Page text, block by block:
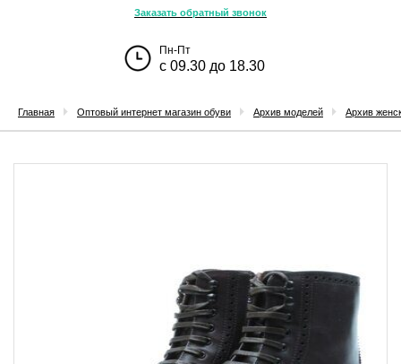
Заказать обратный звонок
Пн-Пт
с 09.30 до 18.30
Главная Оптовый интернет магазин обуви Архив моделей Архив